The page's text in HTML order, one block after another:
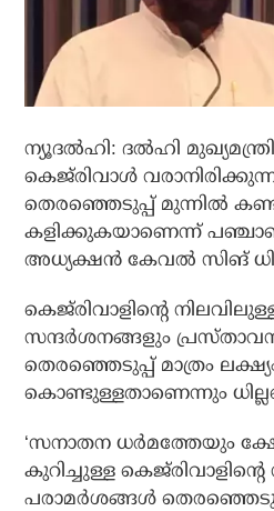
ന്യൂദല്‍ഹി: ദല്‍ഹി
കെജ്‌രിവാള്‍
തെരഞ്ഞെടുപ്പ് മുന്നില്‍ കണ്ട്
കളിക്കുകയാണെന്ന്
അധ്യക്ഷന്‍ കേവല്‍ സിങ്
കെജ്‌രിവാളിന്റെ
സന്ദര്‍ശനങ്ങളും
തെരഞ്ഞെടുപ്പ് മാത്രം
കൊണ്ടുള്ളതാണെന്നും
‘സനാതന ധര്‍മത്തേയും
കുറിച്ചുള്ള
പരാമര്‍ശങ്ങള്‍